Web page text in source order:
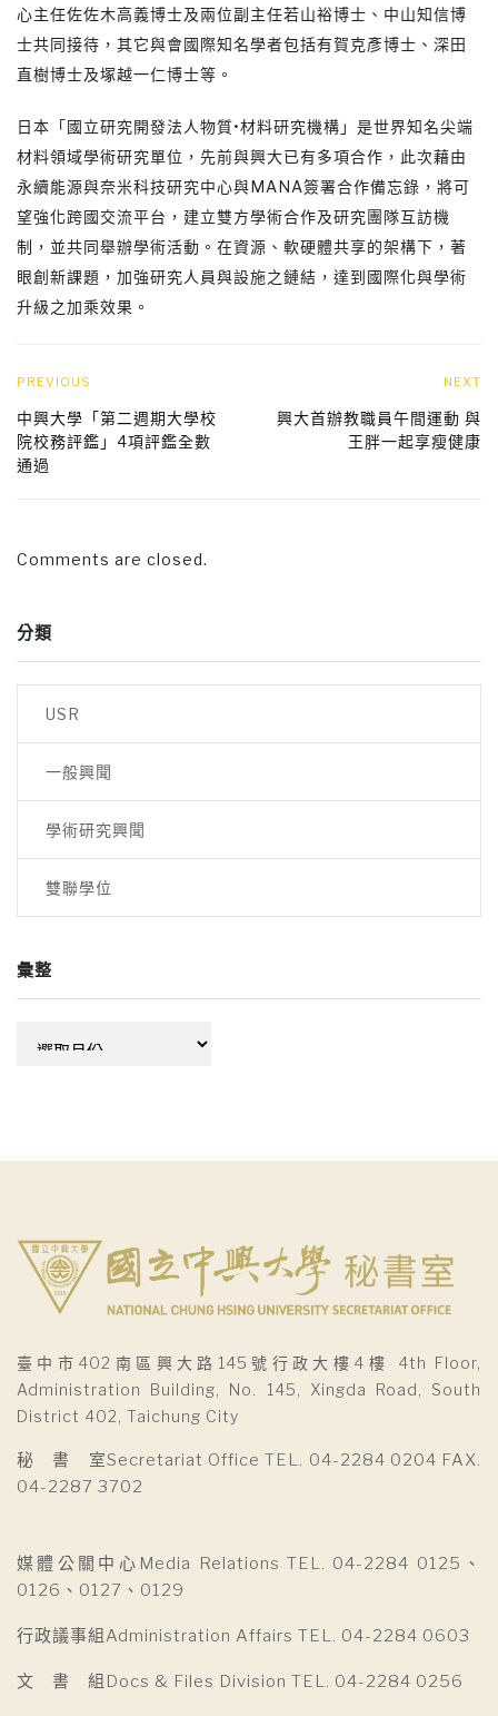
心主任佐佐木高義博士及兩位副主任若山裕博士、中山知信博
士共同接待，其它與會國際知名學者包括有賀克彥博士、深田
直樹博士及塚越一仁博士等。
日本「國立研究開發法人物質•材料研究機構」是世界知名尖端
材料領域學術研究單位，先前與興大已有多項合作，此次藉由
永續能源與奈米科技研究中心與MANA簽署合作備忘錄，將可
望強化跨國交流平台，建立雙方學術合作及研究團隊互訪機
制，並共同舉辦學術活動。在資源、軟硬體共享的架構下，著
眼創新課題，加強研究人員與設施之鏈結，達到國際化與學術
升級之加乘效果。
PREVIOUS
中興大學「第二週期大學校
院校務評鑑」4項評鑑全數
通過
NEXT
興大首辦教職員午間運動 與
王胖一起享瘦健康
Comments are closed.
分類
USR
一般興聞
學術研究興聞
雙聯學位
彙整
臺中市402南區興大路145號行政大樓4樓 4th Floor,
Administration Building, No. 145, Xingda Road, South
District 402, Taichung City
秘 書 室Secretariat Office TEL. 04-2284 0204 FAX.
04-2287 3702
媒體公關中心Media Relations TEL. 04-2284 0125、
0126、0127、0129
行政議事組Administration Affairs TEL. 04-2284 0603
文 書 組Docs & Files Division TEL. 04-2284 0256